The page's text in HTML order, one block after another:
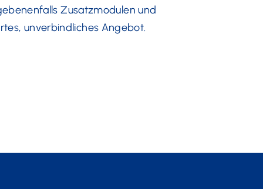
Zusatzmodulen und
unverbindliches Angebot.